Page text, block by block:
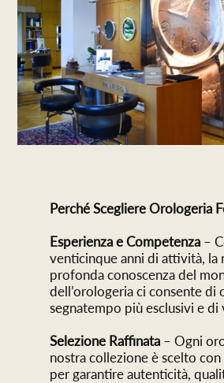
Perché Scegliere Orologeria
Esperienza e Competenza–
venticinque anni di attività, la
profonda conoscenza del
dell’orologeria ci consente di
segnatempo più esclusivi e di
Selezione Raffinata– Ogni
nostra collezione è scelto
per garantire autenticità,